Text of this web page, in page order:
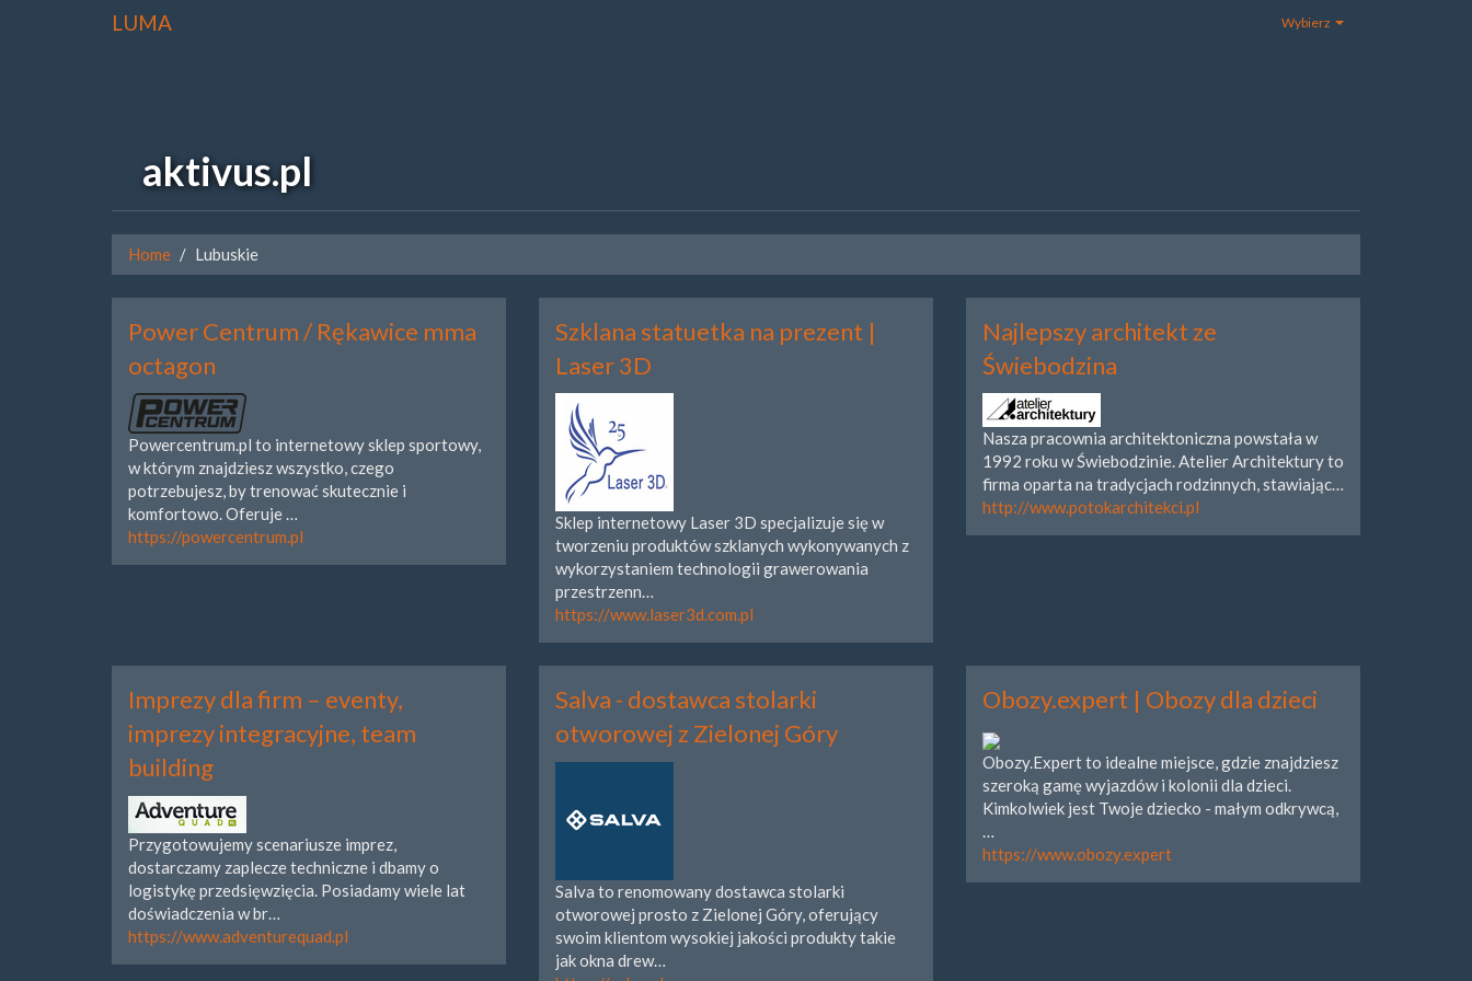
LUMA Wybierz
aktivus.pl
Home Lubuskie
Power Centrum / Rękawice mma
octagon
Powercentrum.pl to internetowy sklep sportowy,
w którym znajdziesz wszystko, czego
potrzebujesz, by trenować skutecznie i
komfortowo. Oferuje …
https://powercentrum.pl
Szklana statuetka na prezent |
Laser 3D
Sklep internetowy Laser 3D specjalizuje się w
tworzeniu produktów szklanych wykonywanych z
wykorzystaniem technologii grawerowania
przestrzenn…
https://www.laser3d.com.pl
Najlepszy architekt ze
Świebodzina
Nasza pracownia architektoniczna powstała w
1992 roku w Świebodzinie. Atelier Architektury to
firma oparta na tradycjach rodzinnych, stawiając…
http://www.potokarchitekci.pl
Imprezy dla firm – eventy,
imprezy integracyjne, team
building
Przygotowujemy scenariusze imprez,
dostarczamy zaplecze techniczne i dbamy o
logistykę przedsięwzięcia. Posiadamy wiele lat
doświadczenia w br…
https://www.adventurequad.pl
Salva - dostawca stolarki
otworowej z Zielonej Góry
Salva to renomowany dostawca stolarki
otworowej prosto z Zielonej Góry, oferujący
swoim klientom wysokiej jakości produkty takie
jak okna drew…
Obozy.expert | Obozy dla dzieci
Obozy.Expert to idealne miejsce, gdzie znajdziesz
szeroką gamę wyjazdów i kolonii dla dzieci.
Kimkolwiek jest Twoje dziecko - małym odkrywcą,
https://www.obozy.expert